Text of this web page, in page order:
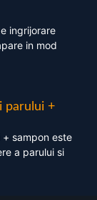
ingrijorare
in mod
parului +
sampon este
a parului si